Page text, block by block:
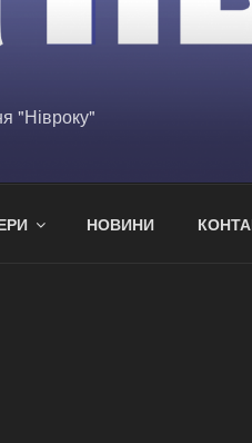
"Нівроку"
НОВИНИ